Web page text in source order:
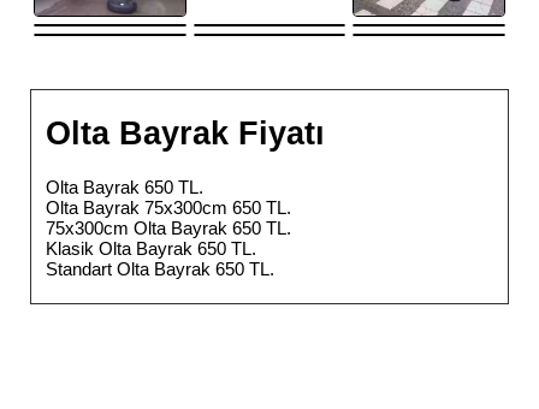
Olta Bayrak Fiyatı
Olta Bayrak 650 TL.
Olta Bayrak 75x300cm 650 TL.
75x300cm Olta Bayrak 650 TL.
Klasik Olta Bayrak 650 TL.
Standart Olta Bayrak 650 TL.